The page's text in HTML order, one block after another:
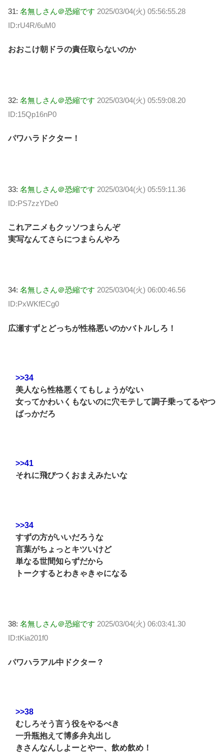
31: 名無しさん＠恐縮です 2025/03/04(火) 05:56:55.28
ID:rU4R/6uM0
おおこけ朝ドラの責任取らないのか
32: 名無しさん＠恐縮です 2025/03/04(火) 05:59:08.20
ID:15Qp16nP0
パワハラドクター！
33: 名無しさん＠恐縮です 2025/03/04(火) 05:59:11.36
ID:PS7zzYDe0
これアニメもクッソつまらんぞ
実写なんてさらにつまらんやろ
34: 名無しさん＠恐縮です 2025/03/04(火) 06:00:46.56
ID:PxWKfECg0
広瀬すずとどっちが性格悪いのかバトルしろ！
>>34
美人なら性格悪くてもしょうがない
女ってかわいくもないのに穴モテして調子乗ってるやつ
ばっかだろ
>>41
それに飛びつくおまえみたいな
>>34
すずの方がいいだろうな
言葉がちょっとキツいけど
単なる世間知らずだから
トークするとわきゃきゃになる
38: 名無しさん＠恐縮です 2025/03/04(火) 06:03:41.30
ID:tKia201f0
パワハラアル中ドクター？
>>38
むしろそう言う役をやるべき
一升瓶抱えて博多弁丸出し
きさんなんしよーとやー、飲め飲め！